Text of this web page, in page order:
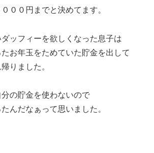
００円までと決めてます。
ッフィーを欲しくなった息子は
お年玉をためていた貯金を出して
りました。
の貯金を使わないので
んだなぁって思いました。